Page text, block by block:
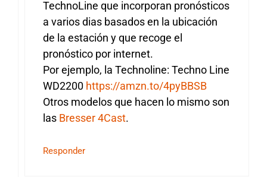
TechnoLine que incorporan pronósticos
a varios dias basados en la ubicación
de la estación y que recoge el
pronóstico por internet.
Por ejemplo, la Technoline: Techno Line
WD2200 https://amzn.to/4pyBBSB
Otros modelos que hacen lo mismo son
las Bresser 4Cast.
Responder